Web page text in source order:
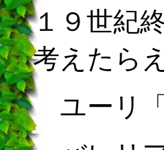
１９世紀
考えたら
ユーリ